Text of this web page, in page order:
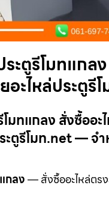
ะตูรีโมทแกล
อะไหล่ประตู
มทแกลง สั่งซื้ออ
ตูรีโมท.net — จ
กลง— สั่งซื้ออะไหล่ตร